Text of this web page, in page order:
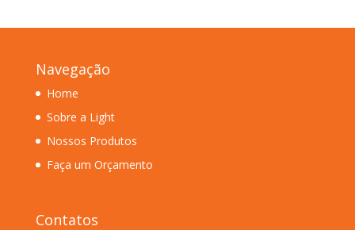
Navegação
Home
Sobre a Light
Nossos Produtos
Faça um Orçamento
Contatos